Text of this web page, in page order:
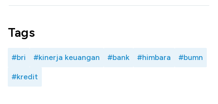
Tags
#bri #kinerja keuangan #bank #himbara #bumn
#kredit